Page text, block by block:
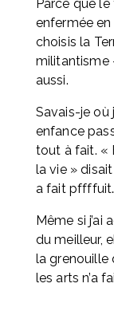
Parce que
enfermée
choisis la
militantisme
aussi.
Savais-je où
enfance
tout à fait. «
la vie »
a fait
Même si j’ai
du meilleur,
la grenouille
les arts n’a